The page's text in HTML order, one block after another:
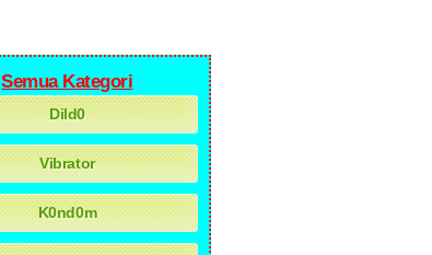
Semua Kategori
Dild0
Vibrator
K0nd0m